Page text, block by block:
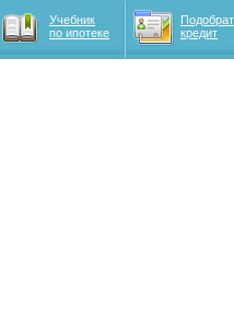
Учебник
по ипотеке
кредит